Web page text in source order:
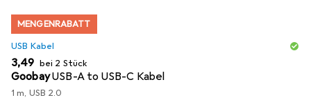
MENGENRABATT
USB Kabel
EUR
3,49 bei 2 Stück
GoobayUSB-A to USB-C Kabel
1 m, USB 2.0